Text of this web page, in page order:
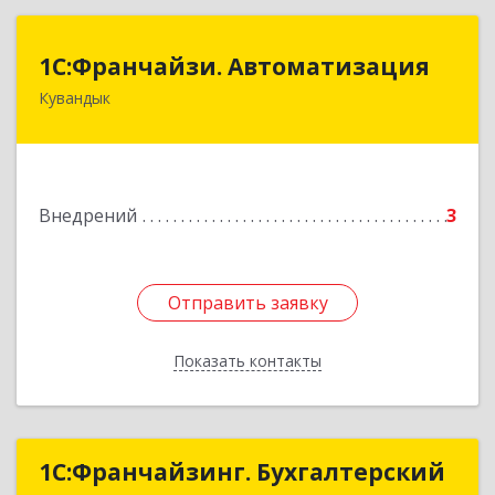
1С:Франчайзи. Автоматизация
Кувандык
Внедрений 3
Отправить заявку
Показать контакты
1С:Франчайзи. Автоматизация
462220, Оренбургская обл, Кувандыкский р-н,
Отправить заявку
Назад
1С:Франчайзинг. Бухгалтерский
1С:Франчайзинг. Бухгалтерский